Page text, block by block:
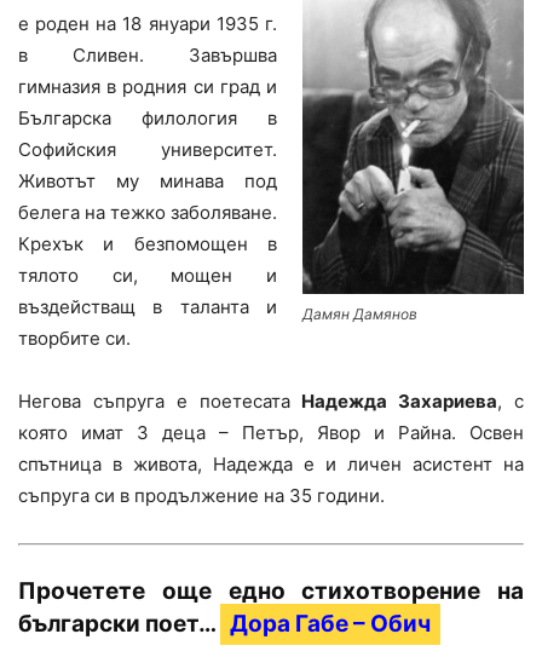
Дамян Дамянов
е роден на 18 януари 1935 г.
в Сливен. Завършва
гимназия в родния си град и
Българска филология в
Софийския университет.
Животът му минава под
белега на тежко заболяване.
Крехък и безпомощен в
тялото си, мощен и
въздействащ в таланта и
творбите си.
Негова съпруга е поетесата Надежда Захариева, с
която имат 3 деца – Петър, Явор и Райна. Освен
спътница в живота, Надежда е и личен асистент на
съпруга си в продължение на 35 години.
Прочетете още едно стихотворение на
български поет… Дора Габе – Обич